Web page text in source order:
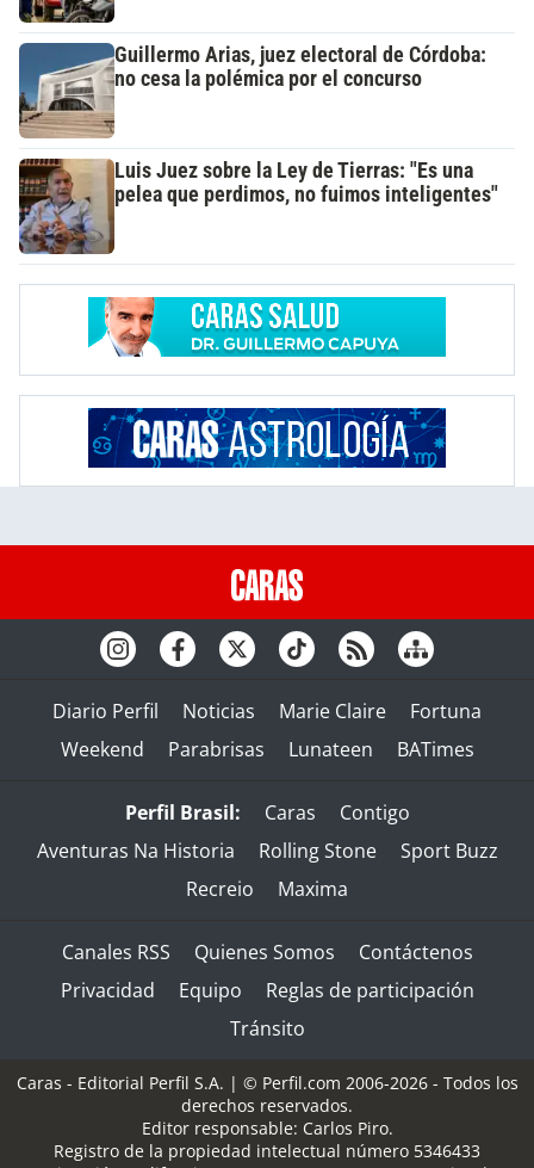
Guillermo Arias, juez electoral de Córdoba:
no cesa la polémica por el concurso
Luis Juez sobre la Ley de Tierras: "Es una
pelea que perdimos, no fuimos inteligentes"
Diario Perfil Noticias Marie Claire
Fortuna
Weekend
Parabrisas Lunateen BATimes
Perfil Brasil: Caras
Contigo
Aventuras Na Historia
Rolling Stone
Sport Buzz
Recreio
Maxima
Canales RSS Quienes Somos
Contáctenos
Privacidad
Equipo
Reglas de participación
Tránsito
Caras - Editorial Perfil S.A. | © Perfil.com 2006-2026 - Todos los
derechos reservados.
Editor responsable: Carlos Piro.
Registro de la propiedad intelectual número 5346433